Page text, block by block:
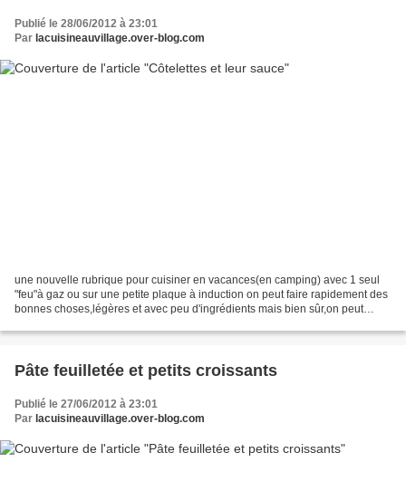
Publié le 28/06/2012 à 23:01
Par lacuisineauvillage.over-blog.com
une nouvelle rubrique pour cuisiner en vacances(en camping) avec 1 seul
"feu"à gaz ou sur une petite plaque à induction on peut faire rapidement des
bonnes choses,légères et avec peu d'ingrédients mais bien sûr,on peut
Pâte feuilletée et petits croissants
Publié le 27/06/2012 à 23:01
Par lacuisineauvillage.over-blog.com